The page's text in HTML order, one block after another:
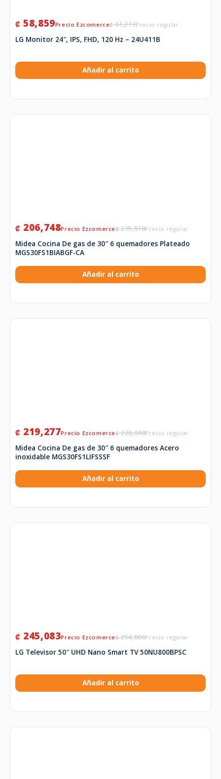
₡61,213
₡ 58,859
LG Monitor 24″, IPS, FHD, 120 Hz – 24U411B
Añadir al carrito
₡215,018
₡ 206,748
Midea Cocina De gas de 30″ 6 quemadores Plateado
MGS30FS1BIABGF-CA
Añadir al carrito
₡228,048
₡ 219,277
Midea Cocina De gas de 30″ 6 quemadores Acero
inoxidable MGS30FS1LIFSSSF
Añadir al carrito
₡254,886
₡ 245,083
LG Televisor 50″ UHD Nano Smart TV 50NU800BPSC
Añadir al carrito